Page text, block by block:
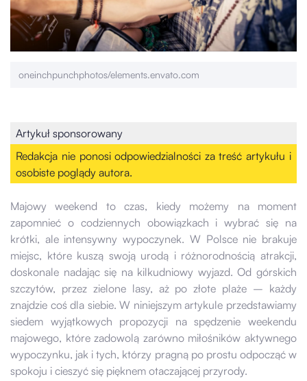
oneinchpunchphotos/elements.envato.com
Artykuł sponsorowany
Redakcja nie ponosi odpowiedzialności za treść artykułu i
osobiste poglądy autora.
Majowy weekend to czas, kiedy możemy na moment
zapomnieć o codziennych obowiązkach i wybrać się na
krótki, ale intensywny wypoczynek. W Polsce nie brakuje
miejsc, które kuszą swoją urodą i różnorodnością atrakcji,
doskonale nadając się na kilkudniowy wyjazd. Od górskich
szczytów, przez zielone lasy, aż po złote plaże – każdy
znajdzie coś dla siebie. W niniejszym artykule przedstawiamy
siedem wyjątkowych propozycji na spędzenie weekendu
majowego, które zadowolą zarówno miłośników aktywnego
wypoczynku, jak i tych, którzy pragną po prostu odpocząć w
spokoju i cieszyć się pięknem otaczającej przyrody.